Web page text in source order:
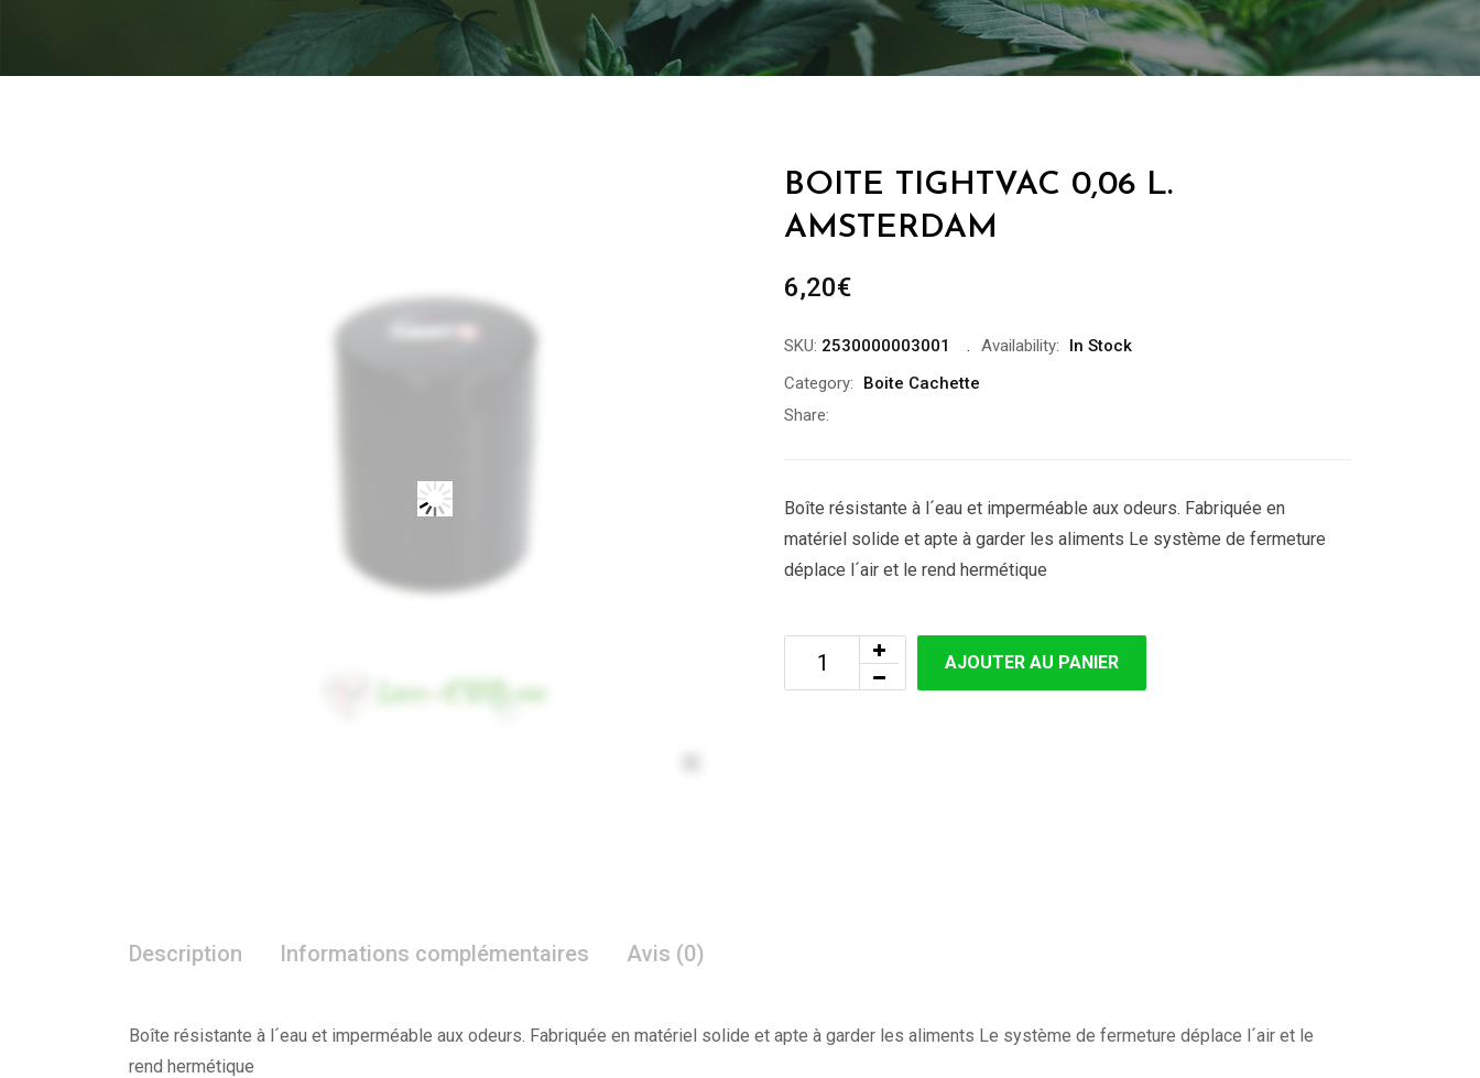
BOITE TIGHTVAC 0,06 L.
AMSTERDAM
6,20€
SKU: 2530000003001 Availability:
In Stock
Category:
Boite Cachette
Share:
Boîte résistante à l´eau et imperméable aux odeurs. Fabriquée en
matériel solide et apte à garder les aliments Le système de fermeture
déplace l´air et le rend hermétique
AJOUTER AU PANIER
Description Informations complémentaires Avis (0)
Boîte résistante à l´eau et imperméable aux odeurs. Fabriquée en matériel solide et apte à garder les aliments Le système de fermeture déplace l´air et le
rend hermétique